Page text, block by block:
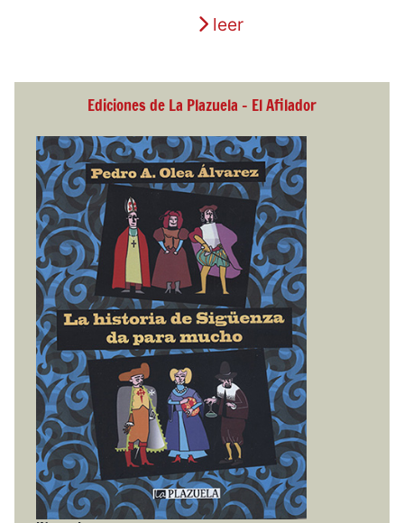
leer
Ediciones de La Plazuela - El Afilador